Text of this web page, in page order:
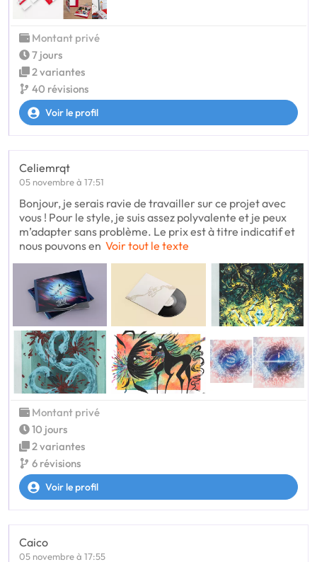
Montant privé
7 jours
2 variantes
40 révisions
Voir le profil
Celiemrqt
05 novembre à 17:51
Bonjour, je serais ravie de travailler sur ce projet avec
vous ! Pour le style, je suis assez polyvalente et je peux
m’adapter sans problème. Le prix est à titre indicatif et
nous pouvons en Voir tout le texte
Montant privé
10 jours
2 variantes
6 révisions
Voir le profil
Caico
05 novembre à 17:55